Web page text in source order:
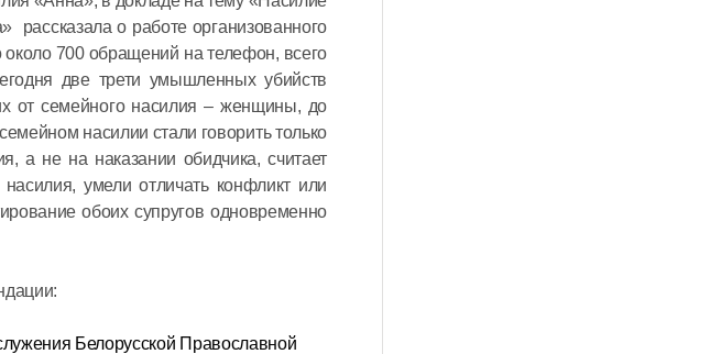
о работе организованного
700 обращений на телефон, всего
две трети умышленных убийств
от семейного насилия – женщины, до
насилии стали говорить только
а не на наказании обидчика, считает
умели отличать конфликт или
обоих супругов одновременно
Белорусской Православной